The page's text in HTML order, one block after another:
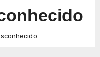
Explorando a
no Presente